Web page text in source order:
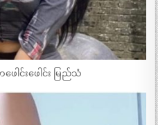
င်းဖေါင်း မြည်သံ